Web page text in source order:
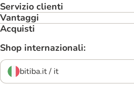
Servizio clienti
Vantaggi
Acquisti
Shop internazionali:
bitiba.it / it